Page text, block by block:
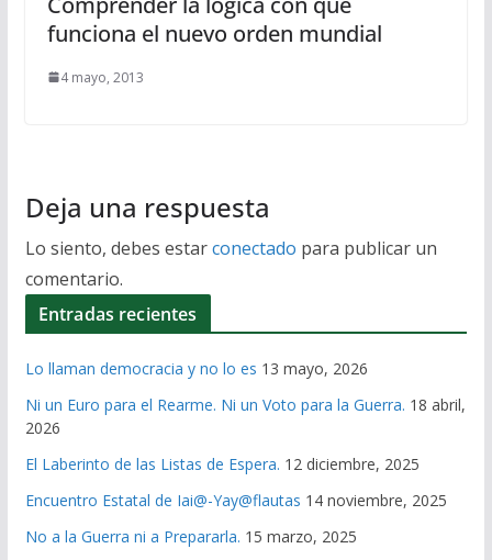
funciona el nuevo orden mundial
4 mayo, 2013
Deja una respuesta
Lo siento, debes estarconectado para publicar un
comentario.
Entradas recientes
Lo llaman democracia y no lo es 13 mayo, 2026
Ni un Euro para el Rearme. Ni un Voto para la Guerra. 18 abril,
2026
El Laberinto de las Listas de Espera. 12 diciembre, 2025
Encuentro Estatal de Iai@-Yay@flautas 14 noviembre, 2025
No a la Guerra ni a Prepararla. 15 marzo, 2025